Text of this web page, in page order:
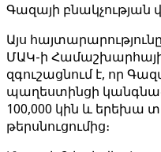
Գազայի
Այս
ՄԱԿ-ի
զգուշացնում է, որ
պաղեստինցի
100,000 կին և երեխա
թերսնուցումից։